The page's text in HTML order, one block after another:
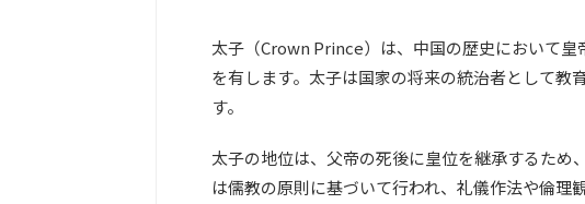
太子（Crown Prince）は、中国の歴史において
を有します。太子は国家の将来の統治者として教
す。
太子の地位は、父帝の死後に皇位を継承するため
は儒教の原則に基づいて行われ、礼儀作法や倫理